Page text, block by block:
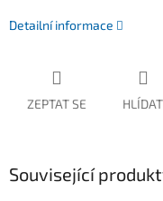
Detailní informace
ZEPTAT SE HLÍDAT
Související